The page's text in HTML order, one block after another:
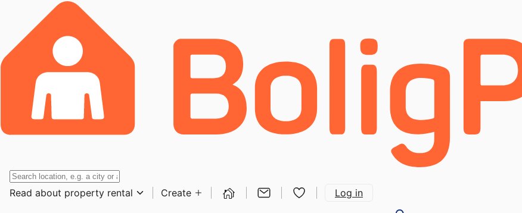
Read about property rental Create Log in